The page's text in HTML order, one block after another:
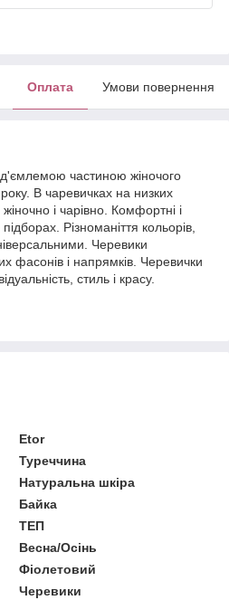
Оплата Умови повернення
частиною жіночого
В чаревичках на низких
і чарівно. Комфортні і
Різноманіття кольорів,
Черевики
фасонів і напрямків. Черевички
стиль і красу.
Etor
Туреччина
Натуральна шкіра
Байка
ТЕП
Весна/Осінь
Фіолетовий
Черевики